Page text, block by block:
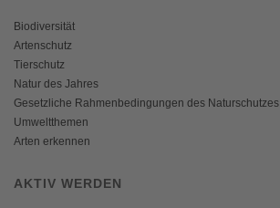
Biodiversität
Artenschutz
Tierschutz
Natur des Jahres
Gesetzliche Rahmenbedingungen des Naturschutzes
Umweltthemen
Arten erkennen
AKTIV WERDEN